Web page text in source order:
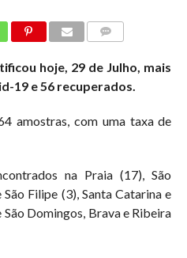
hoje, 29 de Julho, mais
19 e 56 recuperados.
amostras, com uma taxa de
na Praia (17), São
Filipe (3), Santa Catarina e
Domingos, Brava e Ribeira